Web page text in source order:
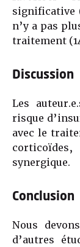
significative
n’y a pas
traitement
Discussion
Les
risque
avec le
synergique.
Conclusion
Nous
d’autres